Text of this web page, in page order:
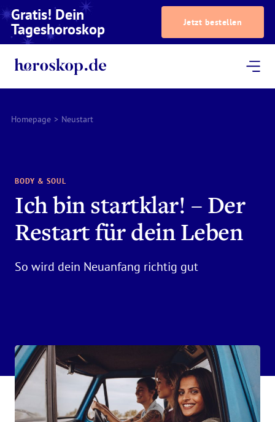
Gratis! Dein
Tageshoroskop Jetzt bestellen
Homepage > Neustart
BODY & SOUL
Ich bin startklar! – Der
Restart für dein Leben
So wird dein Neuanfang richtig gut